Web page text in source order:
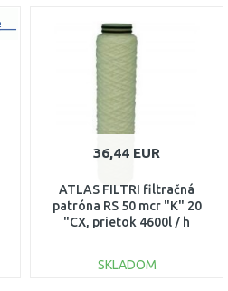
DO KOŠÍKA
Porovnať
36,44 EUR
ATLAS FILTRI filtračná
patróna RS 50 mcr "K" 20
"CX, prietok 4600l / h
SKLADOM